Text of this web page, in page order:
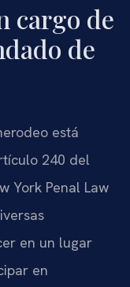
cargo de
de
está
240 del
York Penal Law
en un lugar
en